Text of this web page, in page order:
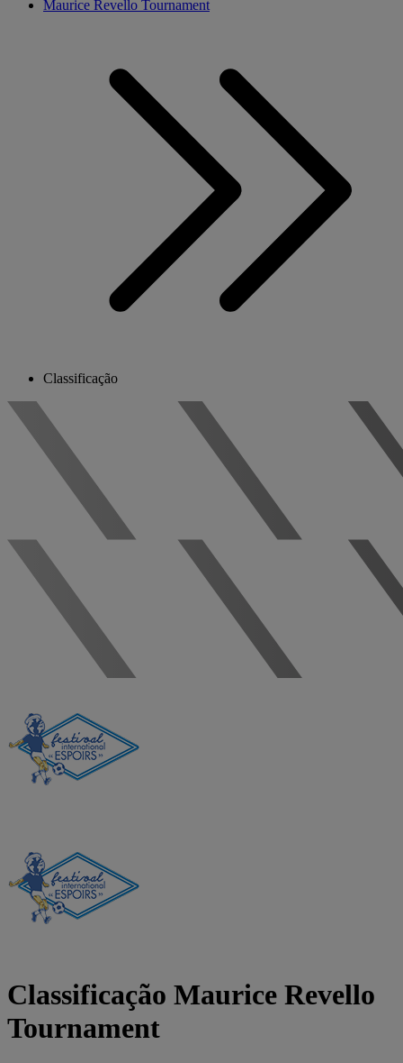
Maurice Revello Tournament
Classificação
Classificação Maurice Revello
Tournament